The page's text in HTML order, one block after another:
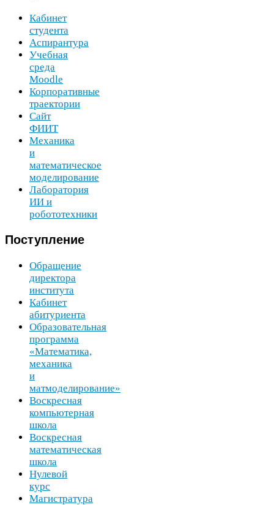
Кабинет
студента
Аспирантура
Учебная
среда
Moodle
Корпоративные
траектории
Сайт
ФИИТ
Механика
и
математическое
моделирование
Лаборатория
ИИ и
робототехники
Поступление
Обращение
директора
института
Кабинет
абитуриента
Образовательная
программа
«Математика,
механика
и
матмоделирование»
Воскресная
компьютерная
школа
Воскресная
математическая
школа
Нулевой
курс
Магистратура